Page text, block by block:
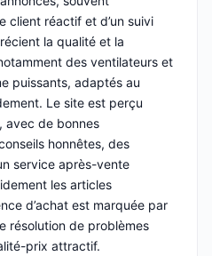
client réactif et d’un suivi
la qualité et la
des ventilateurs et
puissants, adaptés au
Le site est perçu
avec de bonnes
honnêtes, des
service après-vente
les articles
d’achat est marquée par
résolution de problèmes
prix attractif.